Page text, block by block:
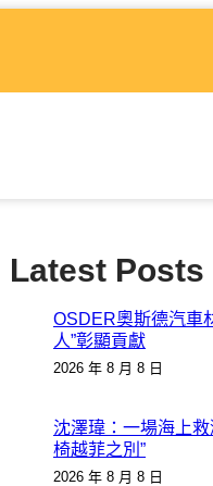
Latest Posts
OSDER奧斯德汽車
人”彰顯貢獻
2026 年 8 月 8 日
沈澤瑋：一場海上
椅越菲之別”
2026 年 8 月 8 日